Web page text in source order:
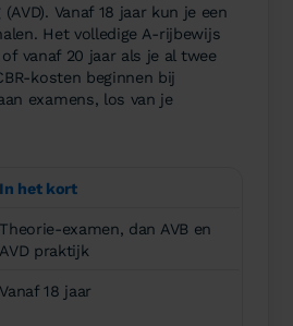
Vanaf 18 jaar kun je een
Het volledige A-rijbewijs
vanaf 20 jaar als je al twee
kosten beginnen bij
examens, los van je
In het kort
Theorie-examen, dan AVB en
AVD praktijk
Vanaf 18 jaar